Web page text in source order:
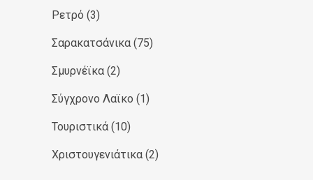
Ρετρό (3)
Σαρακατσάνικα (75)
Σμυρνέϊκα (2)
Σύγχρονο Λαϊκο (1)
Τουριστικά (10)
Χριστουγενιάτικα (2)